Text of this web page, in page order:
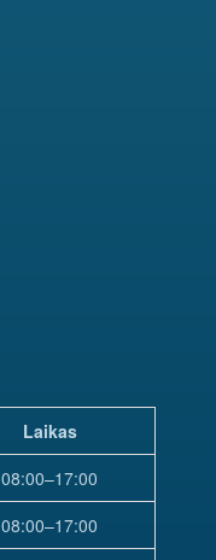
Laikas
08:00–17:00
08:00–17:00